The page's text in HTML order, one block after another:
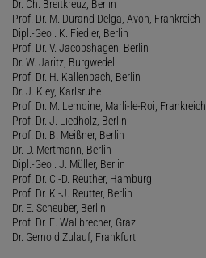
Dr. Ch. Breitkreuz, Berlin
Prof. Dr. M. Durand Delga, Avon, Frankreich
Dipl.-Geol. K. Fiedler, Berlin
Prof. Dr. V. Jacobshagen, Berlin
Dr. W. Jaritz, Burgwedel
Prof. Dr. H. Kallenbach, Berlin
Dr. J. Kley, Karlsruhe
Prof. Dr. M. Lemoine, Marli-le-Roi, Frankreich
Prof. Dr. J. Liedholz, Berlin
Prof. Dr. B. Meißner, Berlin
Dr. D. Mertmann, Berlin
Dipl.-Geol. J. Müller, Berlin
Prof. Dr. C.-D. Reuther, Hamburg
Prof. Dr. K.-J. Reutter, Berlin
Dr. E. Scheuber, Berlin
Prof. Dr. E. Wallbrecher, Graz
Dr. Gernold Zulauf, Frankfurt